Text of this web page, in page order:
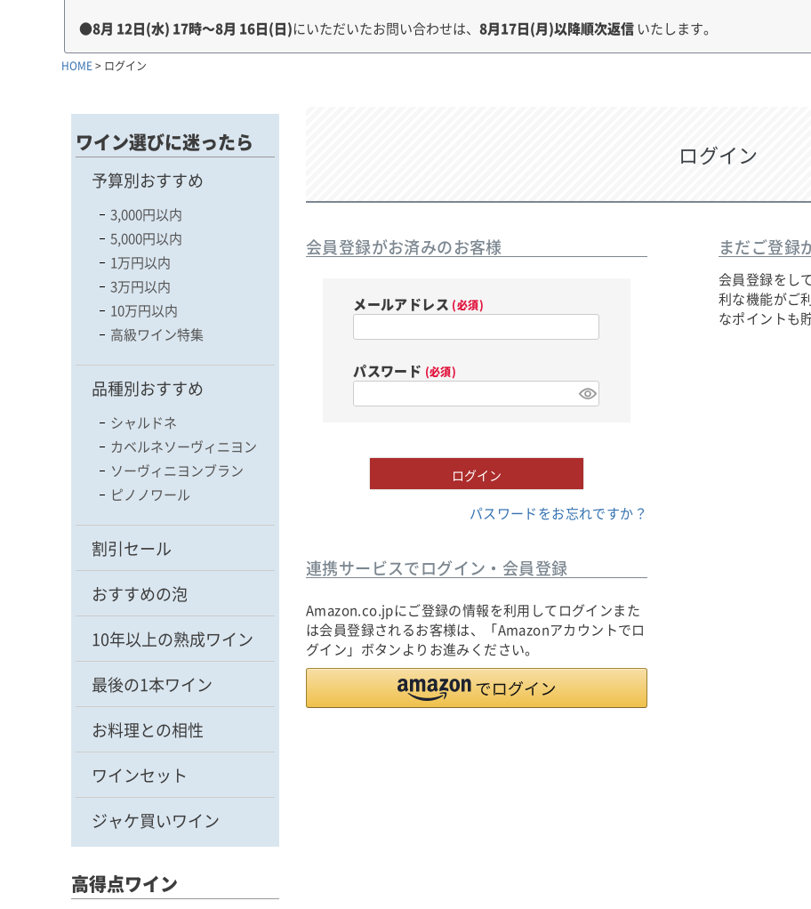
●8月 12日(水) 17時～8月 16日(日)にいただいたお問い合わせは、 8月17日(月)以降順次返信 いたします。
HOME ログイン
ワイン選びに迷ったら
予算別おすすめ
3,000円以内
5,000円以内
1万円以内
3万円以内
10万円以内
高級ワイン特集
品種別おすすめ
シャルドネ
カベルネソーヴィニヨン
ソーヴィニヨンブラン
ピノノワール
割引セール
おすすめの泡
10年以上の熟成ワイン
最後の1本ワイン
お料理との相性
ワインセット
ジャケ買いワイン
高得点ワイン
ログイン
会員登録がお済みのお客様
メールアドレス (必須)
パスワード (必須)
ログイン
パスワードをお忘れですか？
連携サービスでログイン・会員登録
Amazon.co.jpにご登録の情報を利用してログインまた
は会員登録されるお客様は、「Amazonアカウントでロ
グイン」ボタンよりお進みください。
まだご登録
会員登録をし
利な機能がご
なポイントも